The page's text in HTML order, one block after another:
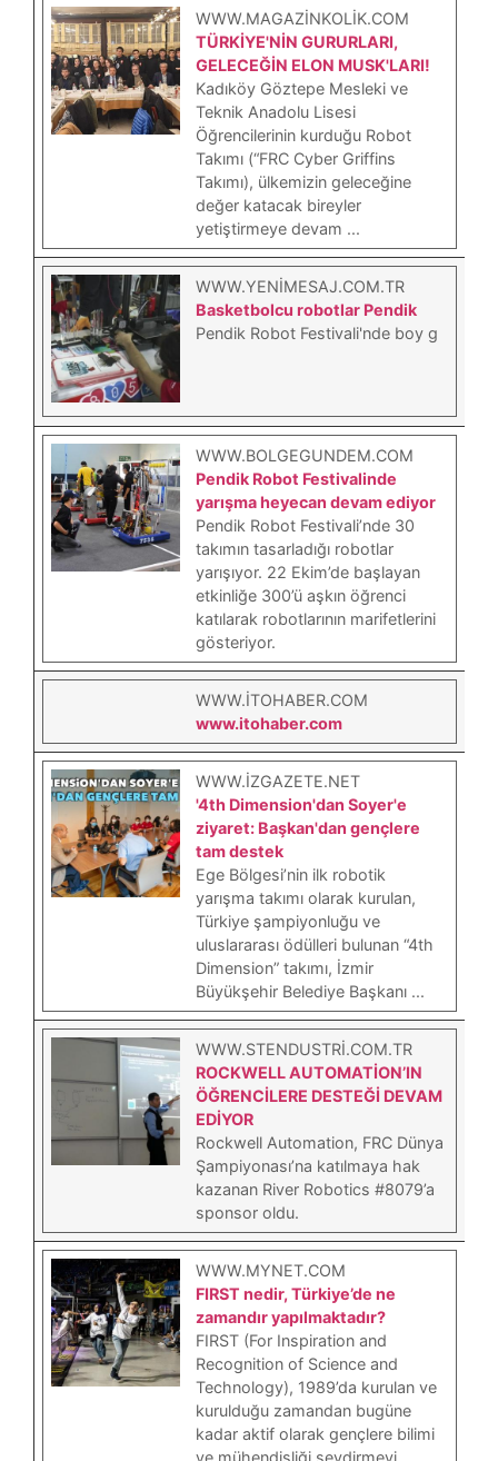
WWW.MAGAZINKOLIK.COM
TÜRKİYE'NİN GURURLARI,
GELECEĞİN ELON MUSK'LARI!
Kadıköy Göztepe Mesleki ve
Teknik Anadolu Lisesi
Öğrencilerinin kurduğu Robot
Takımı (“FRC Cyber Griffins
Takımı), ülkemizin geleceğine
değer katacak bireyler
yetiştirmeye devam ...
WWW.YENIMESAJ.COM.TR
Basketbolcu robotlar Pendik
Pendik Robot Festivali'nde boy g
WWW.BOLGEGUNDEM.COM
Pendik Robot Festivalinde
yarışma heyecan devam ediyor
Pendik Robot Festivali’nde 30
takımın tasarladığı robotlar
yarışıyor. 22 Ekim’de başlayan
etkinliğe 300’ü aşkın öğrenci
katılarak robotlarının marifetlerini
gösteriyor.
WWW.ITOHABER.COM
www.itohaber.com
WWW.IZGAZETE.NET
'4th Dimension'dan Soyer'e
ziyaret: Başkan'dan gençlere
tam destek
Ege Bölgesi’nin ilk robotik
yarışma takımı olarak kurulan,
Türkiye şampiyonluğu ve
uluslararası ödülleri bulunan “4th
Dimension” takımı, İzmir
Büyükşehir Belediye Başkanı ...
WWW.STENDUSTRI.COM.TR
ROCKWELL AUTOMATİON’IN
ÖĞRENCİLERE DESTEĞİ DEVAM
EDİYOR
Rockwell Automation, FRC Dünya
Şampiyonası’na katılmaya hak
kazanan River Robotics #8079’a
sponsor oldu.
WWW.MYNET.COM
FIRST nedir, Türkiye’de ne
zamandır yapılmaktadır?
FIRST (For Inspiration and
Recognition of Science and
Technology), 1989’da kurulan ve
kurulduğu zamandan bugüne
kadar aktif olarak gençlere bilimi
ve mühendisliği sevdirmeyi